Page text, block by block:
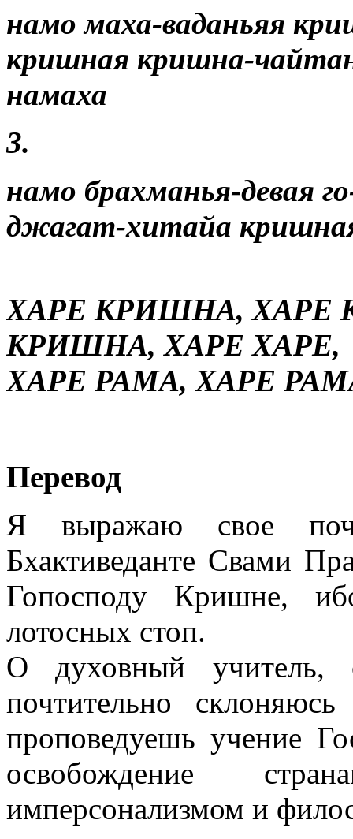
намо маха-ваданьяя
кришная кришна-
намаха
3.
намо брахманья-девая
джагат-хитайа
ХАРЕ КРИШНА,
КРИШНА, ХАРЕ ХАРЕ,
ХАРЕ РАМА, ХАРЕ
Перевод
Я выражаю свое
Бхактиведанте Свами
Гопосподу Кришне,
лотосных стоп.
О духовный учитель,
почтительно
проповедуешь учение
освобождение
имперсонализмом и